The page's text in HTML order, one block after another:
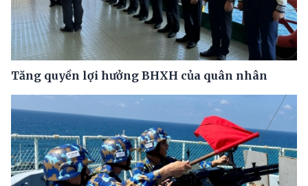
Tăng quyền lợi hưởng BHXH của quân nhân